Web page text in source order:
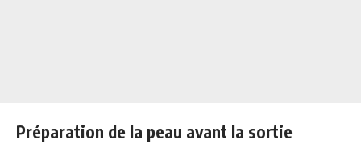
Préparation de la peau avant la sortie